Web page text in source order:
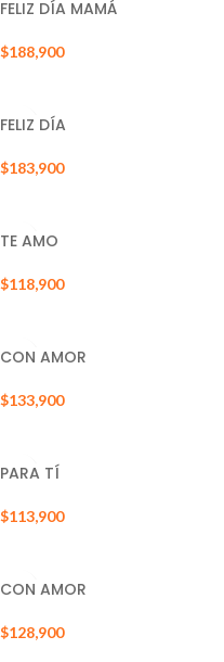
FELIZ DÍA MAMÁ
$188,900
FELIZ DÍA
$183,900
TE AMO
$118,900
CON AMOR
$133,900
PARA TÍ
$113,900
CON AMOR
$128,900